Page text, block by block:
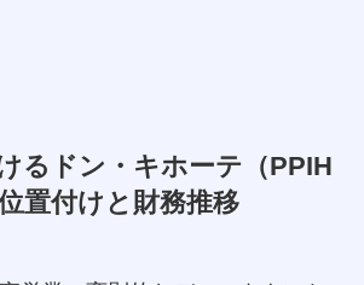
るドン・キホーテ（PPIH
置付けと財務推移